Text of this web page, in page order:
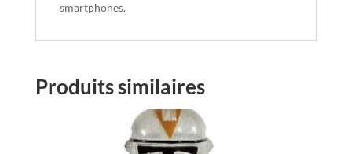
smartphones.
Produits similaires